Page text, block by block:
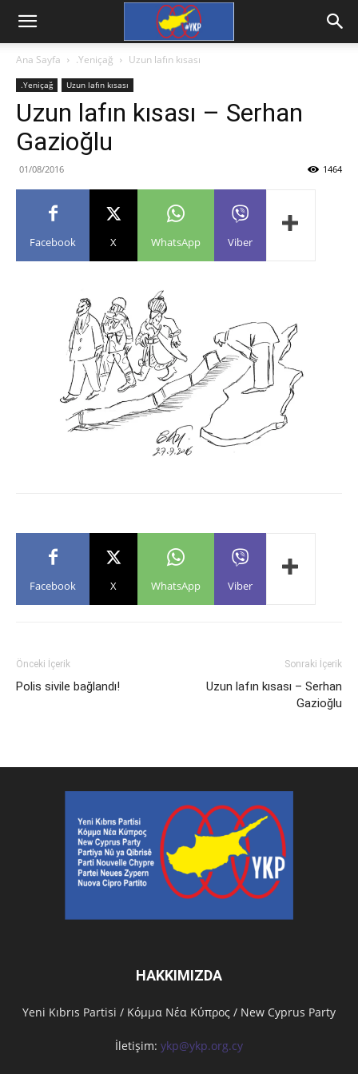
Ana Sayfa .Yeniçağ Uzun lafın kısası
.Yeniçağ Uzun lafın kısası
Uzun lafın kısası – Serhan
Gazioğlu
01/08/2016 1464
Facebook X WhatsApp Viber
Facebook X WhatsApp Viber
Önceki İçerik
Polis sivile bağlandı!
Sonraki İçerik
Uzun lafın kısası – Serhan
Gazioğlu
HAKKIMIZDA
Υeni Kıbrıs Partisi / Κόμμα Νέα Κύπρος / New Cyprus Party
İletişim: ykp@ykp.org.cy